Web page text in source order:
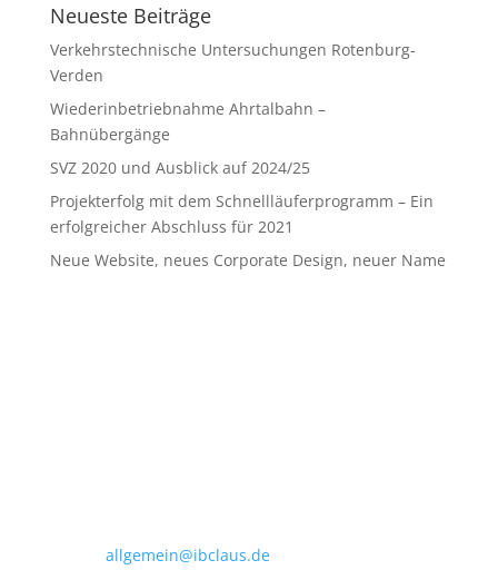
Neueste Beiträge
Verkehrstechnische Untersuchungen Rotenburg-
Verden
Wiederinbetriebnahme Ahrtalbahn –
Bahnübergänge
SVZ 2020 und Ausblick auf 2024/25
Projekterfolg mit dem Schnellläuferprogramm – Ein
erfolgreicher Abschluss für 2021
Neue Website, neues Corporate Design, neuer Name
allgemein@ibclaus.de